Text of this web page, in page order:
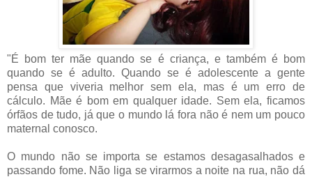
"É bom ter mãe quando se é criança, e também é bom
quando se é adulto. Quando se é adolescente a gente
pensa que viveria melhor sem ela, mas é um erro de
cálculo. Mãe é bom em qualquer idade. Sem ela, ficamos
órfãos de tudo, já que o mundo lá fora não é nem um pouco
maternal conosco.
O mundo não se importa se estamos desagasalhados e
passando fome. Não liga se virarmos a noite na rua, não dá